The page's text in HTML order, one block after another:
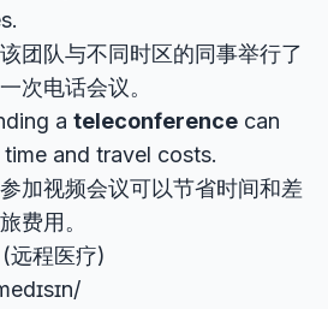
该团队与不同时区的同事举行了
一次电话会议。
a teleconference can
and travel costs.
参加视频会议可以节省时间和差
旅费用。
(远程医疗)